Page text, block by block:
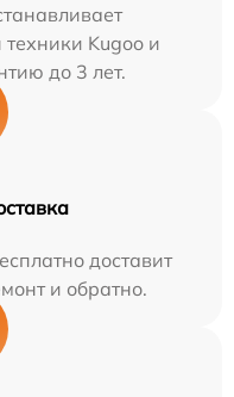
Kugoo и
до 3 лет.
доставит
и обратно.